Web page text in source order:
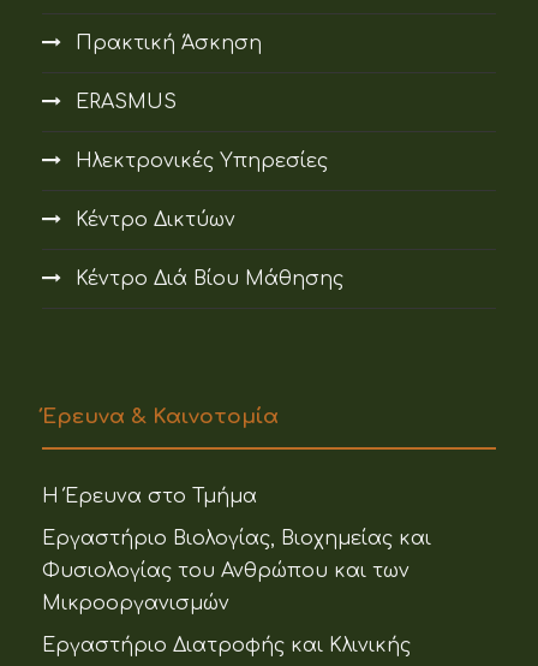
Πρακτική Άσκηση
ERASMUS
Ηλεκτρονικές Υπηρεσίες
Κέντρο Δικτύων
Κέντρο Διά Βίου Μάθησης
Έρευνα & Καινοτομία
Η Έρευνα στο Τμήμα
Εργαστήριο Βιολογίας, Βιοχημείας και
Φυσιολογίας του Ανθρώπου και των
Μικροοργανισμών
Εργαστήριο Διατροφής και Κλινικής